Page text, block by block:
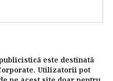
este destinată
Utilizatorii pot